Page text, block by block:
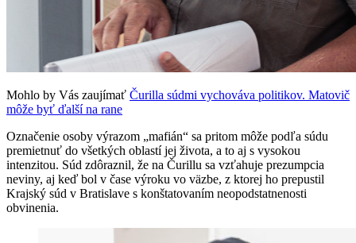
Mohlo by Vás zaujímať Čurilla súdmi vychováva politikov. Matovič
môže byť ďalší na rane
Označenie osoby výrazom „mafián“ sa pritom môže podľa súdu
premietnuť do všetkých oblastí jej života, a to aj s vysokou
intenzitou. Súd zdôraznil, že na Čurillu sa vzťahuje prezumpcia
neviny, aj keď bol v čase výroku vo väzbe, z ktorej ho prepustil
Krajský súd v Bratislave s konštatovaním neopodstatnenosti
obvinenia.